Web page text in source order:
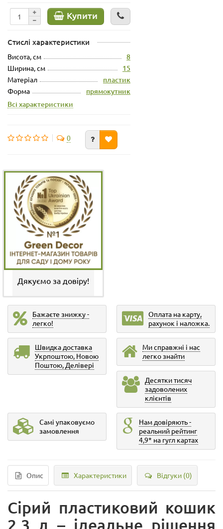
Купити
Стислі характеристики
Висота, см 8
Ширина, см 15
Матеріал пластик
Форма
прямокутник
Всі характеристики
0
Дякуємо за довіру!
Бажаєте знижку -
легко!
Оплата на карту,
рахунок і наложка.
Швидка доставка
Укрпоштою, Новою
Поштою, Делівері
Ми справжні і нас
легко знайти
Десятки тисяч
задоволених
клієнтів
Самі упаковуємо
замовлення
Нам довіряють -
реальний рейтинг
4,9* на гугл картах
Опис Характеристики Відгуки (0)
Сірий пластиковий кошик
2,3 л – ідеальне рішення